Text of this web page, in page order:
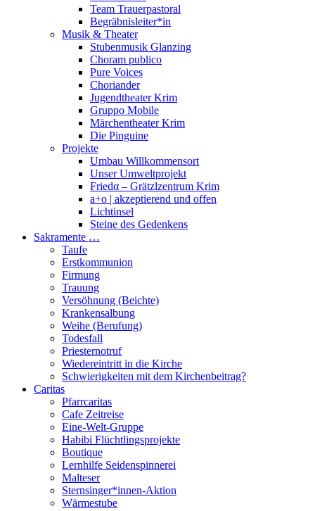
Team Trauerpastoral
Begräbnisleiter*in
Musik & Theater
Stubenmusik Glanzing
Choram publico
Pure Voices
Choriander
Jugendtheater Krim
Gruppo Mobile
Märchentheater Krim
Die Pinguine
Projekte
Umbau Willkommensort
Unser Umweltprojekt
Friedα – Grätzlzentrum Krim
a+o | akzeptierend und offen
Lichtinsel
Steine des Gedenkens
Sakramente …
Taufe
Erstkommunion
Firmung
Trauung
Versöhnung (Beichte)
Krankensalbung
Weihe (Berufung)
Todesfall
Priesternotruf
Wiedereintritt in die Kirche
Schwierigkeiten mit dem Kirchenbeitrag?
Caritas
Pfarrcaritas
Cafe Zeitreise
Eine-Welt-Gruppe
Habibi Flüchtlingsprojekte
Boutique
Lernhilfe Seidenspinnerei
Malteser
Sternsinger*innen-Aktion
Wärmestube